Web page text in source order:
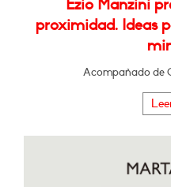
Ezio Manzini
proximidad. Ideas
Acompañado de